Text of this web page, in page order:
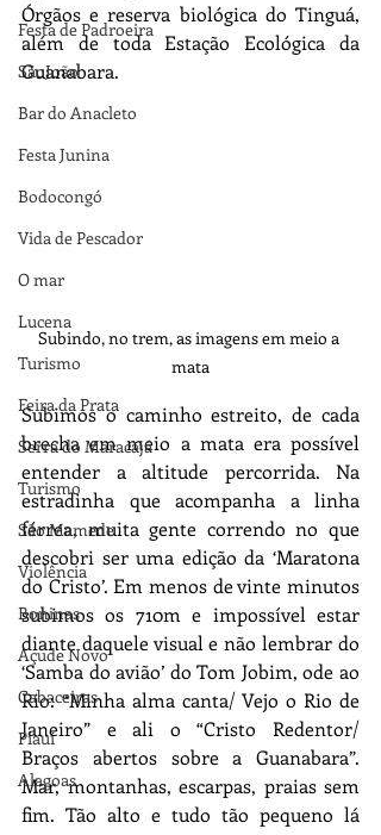
Festa de Padroeira
SãoJoão
Bar do Anacleto
Festa Junina
Bodocongó
Vida de Pescador
O mar
Lucena
Turismo
Feira da Prata
Serra do Maracajá
Turismo
São Mamede
Violência
Boninas
Açude Novo
Cabaceiras
Piauí
Alagoas
Órgãos e reserva biológica do Tinguá,
além de toda Estação Ecológica da
Guanabara.
Subindo, no trem, as imagens em meio a
mata
Subimos o caminho estreito, de cada
brecha em meio a mata era possível
entender a altitude percorrida. Na
estradinha que acompanha a linha
férrea, muita gente correndo no que
descobri ser uma edição da ‘Maratona
do Cristo’. Em menos de vinte minutos
subimos os 710m e impossível estar
diante daquele visual e não lembrar do
‘Samba do avião’ do Tom Jobim, ode ao
Rio: “Minha alma canta/ Vejo o Rio de
Janeiro” e ali o “Cristo Redentor/
Braços abertos sobre a Guanabara”.
Mar, montanhas, escarpas, praias sem
fim. Tão alto e tudo tão pequeno lá